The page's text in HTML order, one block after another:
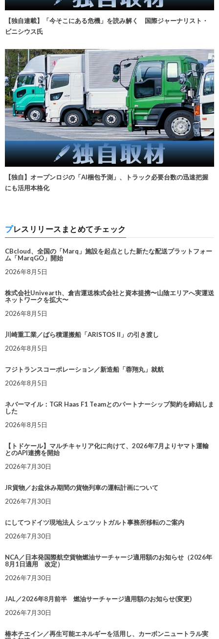
【独自連載】「今そこにある危機」を読み解く 国際ジャーナリスト・
ビニシウス氏
【独自】オープンロジの「AI梱包予測」、トラック必要台数の迅速把握
にも活用本格化
プレスリリースまとめてチェック
CBcloud、全国の「Marq」施設を起点とした新たな配送プラットフォー
ム「MarqGO」開始
2026年8月5日
株式会社Univearth、倉吉運送株式会社と資本提携〜山陰エリアへ実運送
ネットワークを拡大〜
2026年8月5日
川崎重工業／ばら積運搬船「ARISTOS II」の引き渡し
2026年8月5日
フジトランスコーポレーション／新造船「蓉翔丸」就航
2026年8月5日
ネバーマイル：TGR Haas F1 Teamとのパートナーシップ契約を締結しま
した
2026年8月5日
【トドケール】マルチキャリア化に向けて、2026年7月よりヤマト運輸
とのAPI連携を開始
2026年7月30日
JR貨物／お盆休み期間の貨物列車の運転計画について
2026年7月30日
にしてつドイツ現地法人 シュツットガルト事務所移転のご案内
2026年7月30日
NCA／日本発国際航空貨物燃油サーチャージ適用額のお知らせ（2026年
8月1日適用 改定）
2026年7月30日
JAL／2026年8月前半 燃油サーチャージ適用額のお知らせ(変更)
2026年7月30日
椿本チエイン／再生可能エネルギーを活用し、カーボンニュートラル実